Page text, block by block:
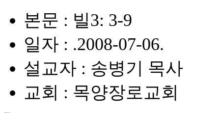
본문 : 빌3: 3-9
일자 : .2008-07-06.
설교자 : 송병기 목사
교회 : 목양장로교회